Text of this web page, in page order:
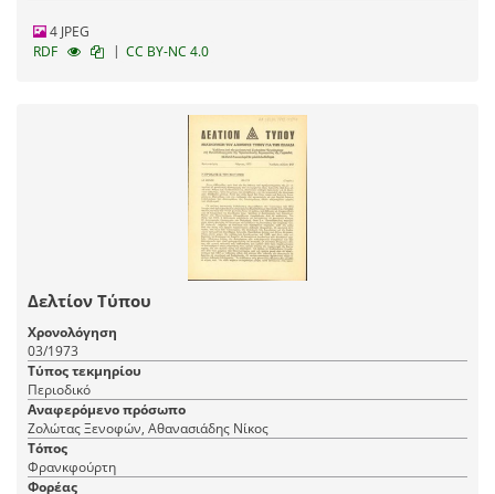
4 JPEG
RDF
| CC BY-NC 4.0
Δελτίον Τύπου
Χρονολόγηση
03/1973
Τύπος τεκμηρίου
Περιοδικό
Αναφερόμενο πρόσωπο
Ζολώτας Ξενοφών, Αθανασιάδης Νίκος
Τόπος
Φρανκφούρτη
Φορέας